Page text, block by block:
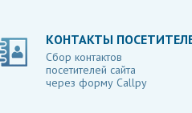
КОНТАКТЫ
Сбор контактов
посетителей сайта
через форму Callpy